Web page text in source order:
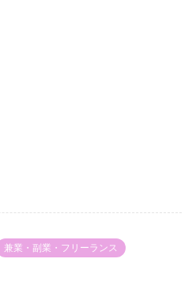
兼業・副業・フリーランス